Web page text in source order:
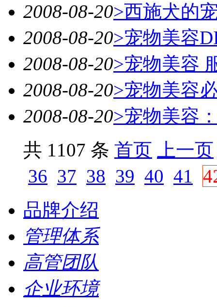
2008-08-20>西施犬的
2008-08-20>宠物美容
2008-08-20>宠物美容
2008-08-20>宠物美容
2008-08-20>宠物美容
共 1107 条 首页
上一页
36 37 38 39 40 41
品牌介绍
管理体系
高管团队
企业环境